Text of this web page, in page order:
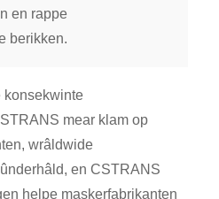
en rappe
berikken.
konsekwinte
mear klam op
wrâldwide
en CSTRANS
helpe maskerfabrikanten